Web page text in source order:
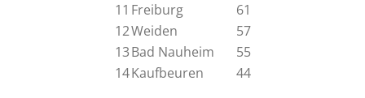
11 Freiburg
61
12Weiden
57
13Bad Nauheim
55
14Kaufbeuren 44